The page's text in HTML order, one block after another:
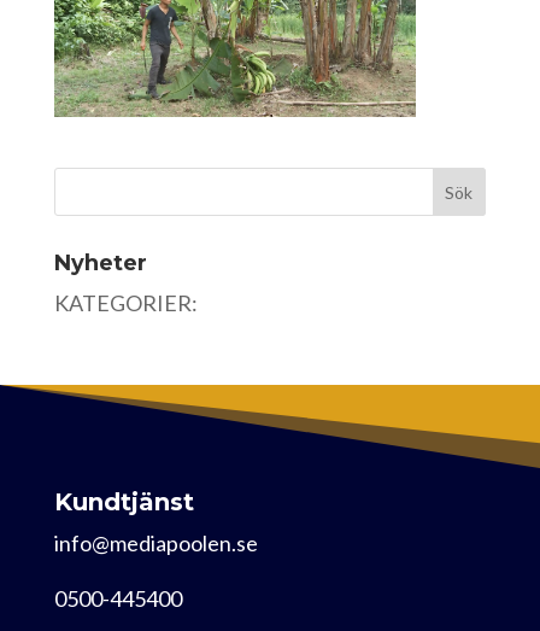
Nyheter
KATEGORIER:
Kundtjänst
info@mediapoolen.se
0500-445400